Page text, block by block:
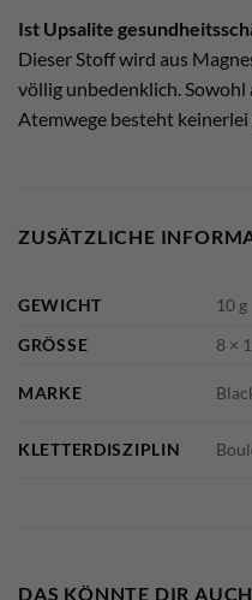
Ist Upsalite
Dieser Stoff wird aus
völlig unbedenklich.
Atemwege besteht
ZUSÄTZLICHE
GEWICHT
10 g
GRÖSSE
8 ×
MARKE
KLETTERDISZIPLIN
DAS KÖNNTE DIR AUCH